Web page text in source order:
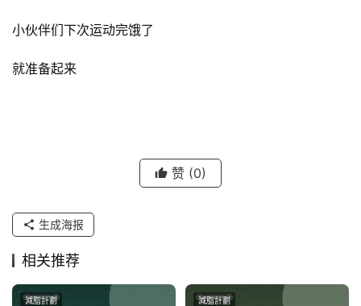
小伙伴们下次运动完饿了
就准备起来
赞 (0)
生成海报
相关推荐
減脂計劃 減脂計劃